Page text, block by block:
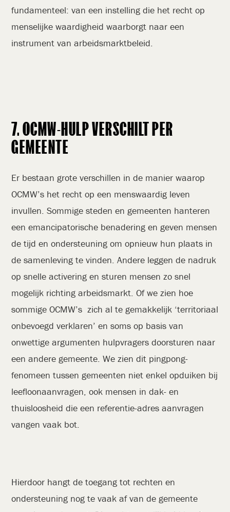
fundamenteel: van een instelling die het recht op
menselijke waardigheid waarborgt naar een
instrument van arbeidsmarktbeleid.
7. OCMW-HULP VERSCHILT PER
GEMEENTE
Er bestaan grote verschillen in de manier waarop
OCMW’s het recht op een menswaardig leven
invullen. Sommige steden en gemeenten hanteren
een emancipatorische benadering en geven mensen
de tijd en ondersteuning om opnieuw hun plaats in
de samenleving te vinden. Andere leggen de nadruk
op snelle activering en sturen mensen zo snel
mogelijk richting arbeidsmarkt. Of we zien hoe
sommige OCMW’s zich al te gemakkelijk ‘territoriaal
onbevoegd verklaren’ en soms op basis van
onwettige argumenten hulpvragers doorsturen naar
een andere gemeente. We zien dit pingpong-
fenomeen tussen gemeenten niet enkel opduiken bij
leefloonaanvragen, ook mensen in dak- en
thuisloosheid die een referentie-adres aanvragen
vangen vaak bot.
Hierdoor hangt de toegang tot rechten en
ondersteuning nog te vaak af van de gemeente